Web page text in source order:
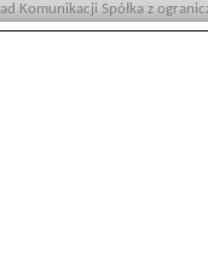
Komunikacji Spółka z